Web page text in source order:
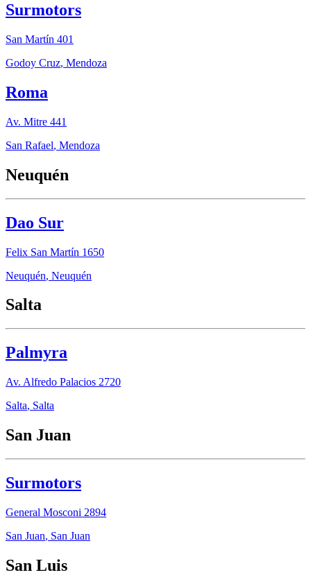
Surmotors
San Martín 401
Godoy Cruz, Mendoza
Roma
Av. Mitre 441
San Rafael, Mendoza
Neuquén
Dao Sur
Felix San Martín 1650
Neuquén, Neuquén
Salta
Palmyra
Av. Alfredo Palacios 2720
Salta, Salta
San Juan
Surmotors
General Mosconi 2894
San Juan, San Juan
San Luis